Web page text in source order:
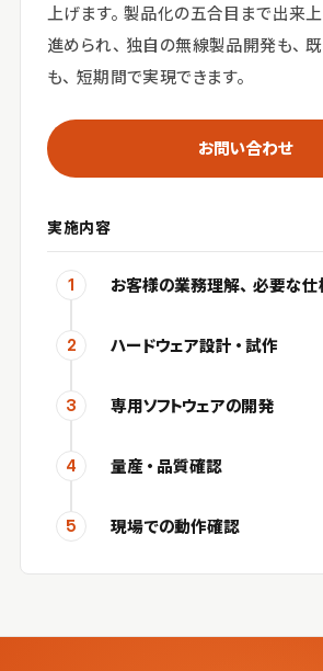
上げます。製品化の五合目まで出来
進められ、独自の無線製品開発も、
も、短期間で実現できます。
お問い合わせ
実施内容
1 お客様の業務理解、必要な
2 ハードウェア設計・試作
3 専用ソフトウェアの開発
4 量産・品質確認
5 現場での動作確認